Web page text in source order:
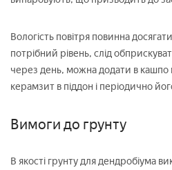
Вологість повітря повинна
потрібний рівень, слід
через день, можна додати в кашпо
керамзит в піддон і періодично
Вимоги до грунту
В якості грунту для дендробіума